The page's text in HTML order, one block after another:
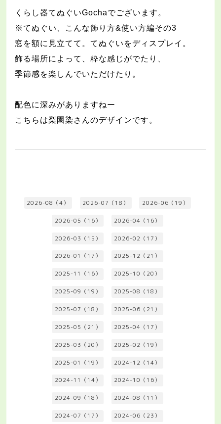
くらし器てぬぐいGochaでございます。
※てぬぐい、こんな飾り方&使い方編その3
窓を額に見立てて。てぬぐいをディスプレイ。
飾る場所によって、粋な感じがでたり、
季節感を楽しんでいただけたり。
配色に深みがありますねー
こちらは梨園染さんのデザインです。
2026-08（4） 2026-07（18） 2026-06（19）
2026-05（16） 2026-04（16）
2026-03（15） 2026-02（17）
2026-01（17） 2025-12（21）
2025-11（16） 2025-10（20）
2025-09（19） 2025-08（18）
2025-07（18） 2025-06（21）
2025-05（21） 2025-04（17）
2025-03（20） 2025-02（19）
2025-01（19） 2024-12（14）
2024-11（14） 2024-10（16）
2024-09（18） 2024-08（11）
2024-07（17） 2024-06（23）